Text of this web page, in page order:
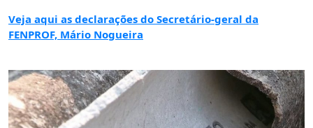
Veja aqui as declarações do Secretário-geral da
FENPROF, Mário Nogueira